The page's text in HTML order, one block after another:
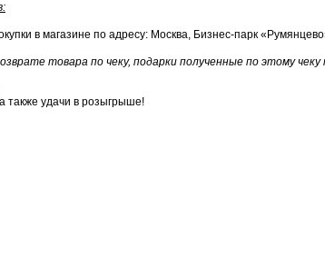
в магазине по адресу: Москва, Бизнес-парк
товара по чеку, подарки полученные по этому
также удачи в розыгрыше!